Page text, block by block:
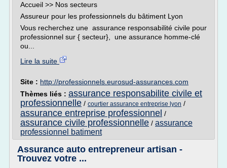
Accueil >> Nos secteurs
Assureur pour les professionnels du bâtiment Lyon
Vous recherchez une assurance responsabilité civile pour
professionnel sur { secteur}, une assurance homme-clé
ou...
Lire la suite
Site : http://professionnels.eurosud-assurances.com
Thèmes liés : assurance responsabilite civile et
professionnelle / courtier assurance entreprise lyon /
assurance entreprise professionnel /
assurance civile professionnelle / assurance
professionnel batiment
Assurance auto entrepreneur artisan -
Trouvez votre ...